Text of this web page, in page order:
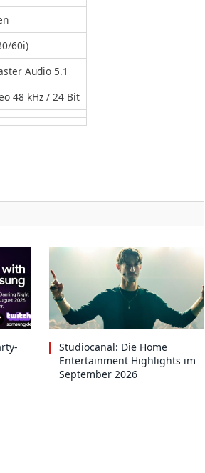
60i)
Audio 5.1
48 kHz / 24 Bit
Studiocanal: Die Home
Entertainment Highlights im
September 2026